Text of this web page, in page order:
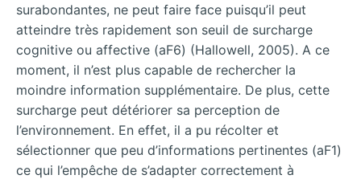
surabondantes, ne peut faire face puisqu’il peut
atteindre très rapidement son seuil de surcharge
cognitive ou affective (aF6) (Hallowell, 2005). A ce
moment, il n’est plus capable de rechercher la
moindre information supplémentaire. De plus, cette
surcharge peut détériorer sa perception de
l’environnement. En effet, il a pu récolter et
sélectionner que peu d’informations pertinentes (aF1)
ce qui l’empêche de s’adapter correctement à